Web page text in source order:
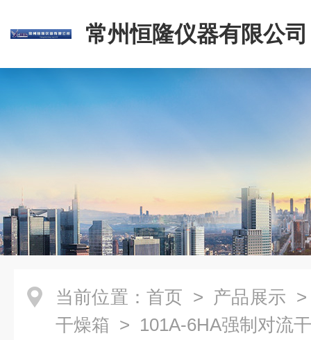
常州恒隆仪器有限公司
当前位置： 首页 > 产品展示
干燥箱 > 101A-6HA强制对流